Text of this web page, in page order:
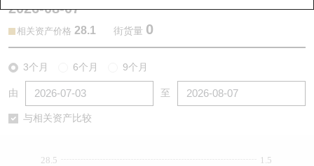
2026-08-07
相关资产价格 28.1 街货量 0
3个月 6个月 9个月
由 至
与相关资产比较
1.5
28.5
认股证分析仪
认股证/牛熊证日志
新发行瑞银牛熊证
牛熊证到期结算价查找
街货统计
科指成份股
中资ETFs溢价比较
牛熊证投资者教育